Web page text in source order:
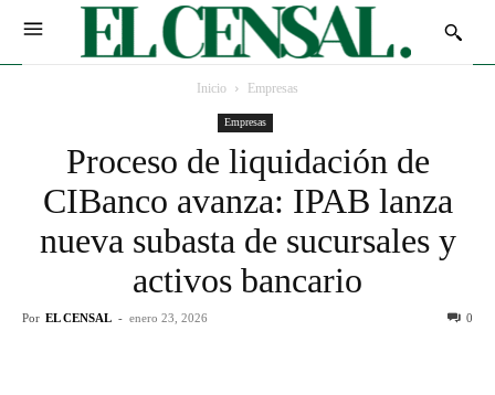
Inicio Empresas
Empresas
Proceso de liquidación de
CIBanco avanza: IPAB lanza
nueva subasta de sucursales y
activos bancario
Por EL CENSAL - enero 23, 2026 0